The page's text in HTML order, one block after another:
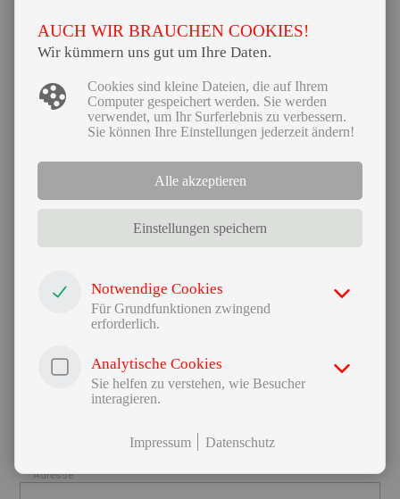
MAGNETISCHE
MASSEANSCHLÜSSE
Magnetische Masseanschlüsse gewährleisten
einen perfekten Kontakt beim elektrischen
Schweißen und verhindern Blasen.
Senden Sie uns gerne gleich jetzt Ihre Anfrage!
Anrede*
Adresse
AUCH WIR BRAUCHEN COOKIES!
Wir kümmern uns gut um Ihre Daten.
Cookies sind kleine Dateien, die auf Ihrem
Computer gespeichert werden. Sie werden
verwendet, um Ihr Surferlebnis zu verbessern.
Sie können Ihre Einstellungen jederzeit ändern!
Alle akzeptieren
Einstellungen speichern
Notwendige Cookies
Für Grundfunktionen zwingend
erforderlich.
Analytische Cookies
Sie helfen zu verstehen, wie Besucher
interagieren.
Impressum Datenschutz